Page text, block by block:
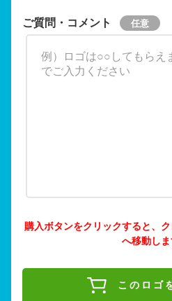
ご質問・コメント
購入ボタンをクリックすると、
へ移動しま
このロゴ